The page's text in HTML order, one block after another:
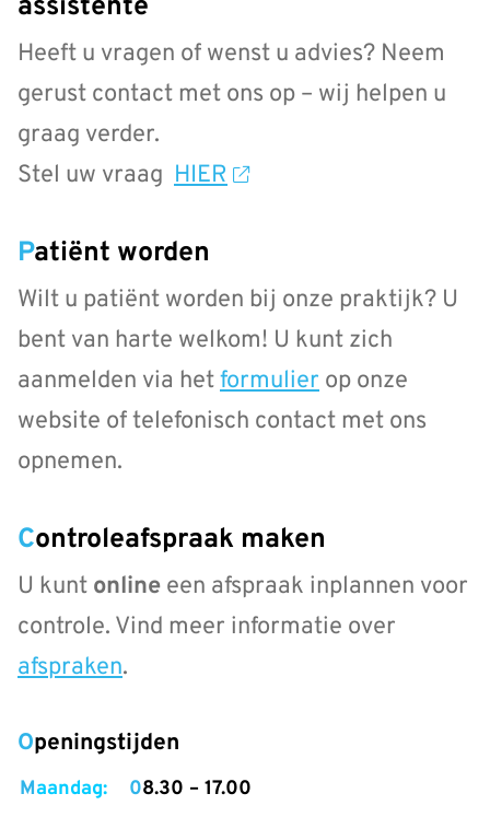
assistente
Heeft u vragen of wenst u advies? Neem
gerust contact met ons op – wij helpen u
graag verder.
Stel uw vraag HIER
Patiënt worden
Wilt u patiënt worden bij onze praktijk? U
bent van harte welkom! U kunt zich
aanmelden via hetformulier op onze
website of telefonisch contact met ons
opnemen.
Controleafspraak maken
U kunt online een afspraak inplannen voor
controle. Vind meer informatie over
afspraken.
Openingstijden
Maandag:
08.30 – 17.00